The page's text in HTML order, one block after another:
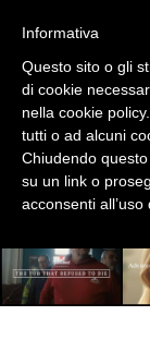
DESIGN
EVENTI
MOBILE
PROMOZIONI
PRODOTTI
Informativa
Questo sito o gli
di cookie
nella cookie
tutti o ad alcuni
Chiudendo
su un link o
acconsenti all’uso